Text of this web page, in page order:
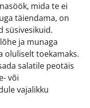
mida te ei
täiendama, on
süsivesikuid.
ja munaga
oluliselt toekamaks.
salatile peotäis
või
vajalikku